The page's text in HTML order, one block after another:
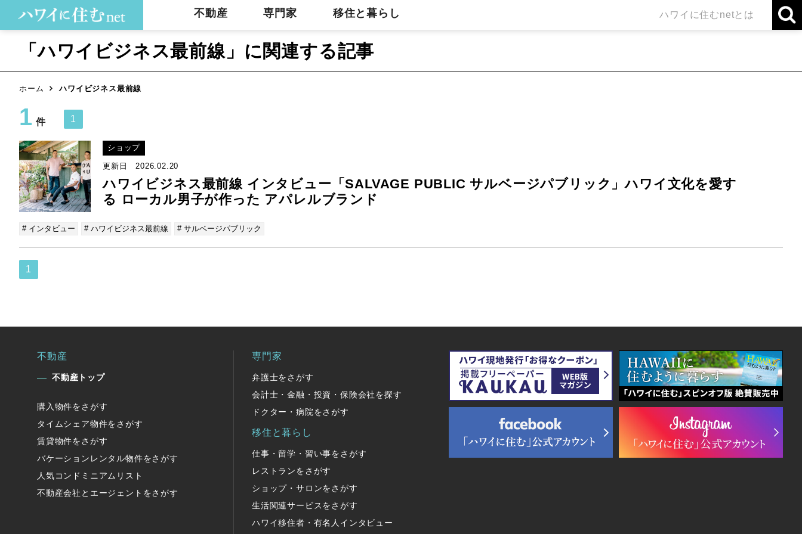
不動産 専門家 移住と暮らし ハワイに住むnetとは
「ハワイビジネス最前線」に関連する記事
ホーム ハワイビジネス最前線
1 件 1
ショップ
更新日 2026.02.20
ハワイビジネス最前線 インタビュー「SALVAGE PUBLIC サルベージパブリック」ハワイ文化を愛す
る ローカル男子が作った アパレルブランド
# インタビュー # ハワイビジネス最前線 # サルベージパブリック
1
不動産
不動産トップ
購入物件をさがす
タイムシェア物件をさがす
賃貸物件をさがす
バケーションレンタル物件をさがす
人気コンドミニアムリスト
不動産会社とエージェントをさがす
専門家
弁護士をさがす
会計士・金融・投資・保険会社を探す
ドクター・病院をさがす
移住と暮らし
仕事・留学・習い事をさがす
レストランをさがす
ショップ・サロンをさがす
生活関連サービスをさがす
ハワイ移住者・有名人インタビュー